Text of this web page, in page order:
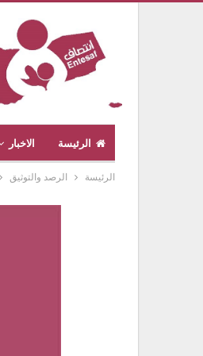
الرئيسة الاخبار
الرئيسة الرصد والتوثيق